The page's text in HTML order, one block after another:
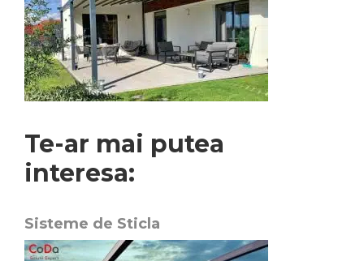
Te-ar mai putea
interesa:
Sisteme de Sticla